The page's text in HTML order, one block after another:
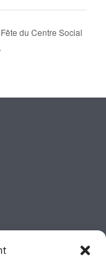
Fête du Centre Social